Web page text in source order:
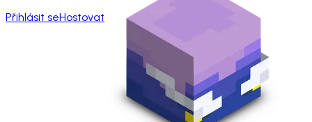
Přihlásit seHostovat